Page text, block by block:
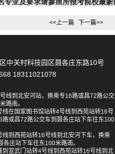
<<上一篇 下一篇>>
中关村科技园区聂各庄东路10号
18311021078
线到北安河站，换乘专16路或昌72路公交
路南。
在国家图书馆站转4号线到西苑站转16号
或昌72路公交车到聂各庄站下车往东100
到西苑站转16号线到北安河下车，换乘
庄站下车往东100米路南。
宣武门站转4号线到西苑站转16号线到北